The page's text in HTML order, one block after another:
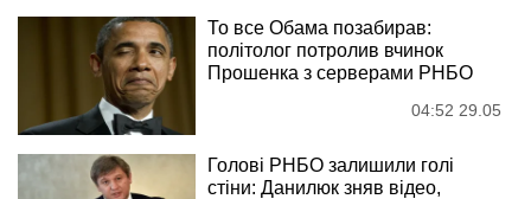
То все Обама позабирав:
політолог потролив вчинок
Прошенка з серверами РНБО
04:52 29.05
Голові РНБО залишили голі
стіни: Данилюк зняв відео,